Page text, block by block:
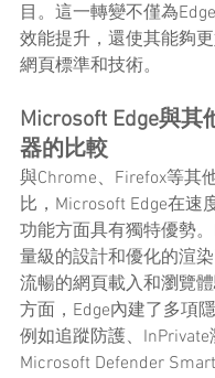
目。這一轉變不僅為
效能提升，還使其能夠
網頁標準和技術。
Microsoft Edge與其
器的比較
與Chrome、Firefox等其
比，Microsoft Edge在速
功能方面具有獨特優勢
量級的設計和優化的渲
流暢的網頁載入和瀏覽
方面，Edge內建了多項
例如追蹤防護、
Microsoft Defender